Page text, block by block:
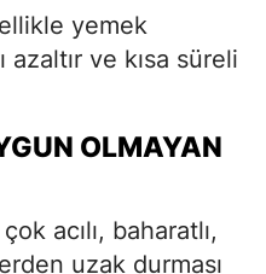
yemek
azaltır ve kısa süreli
OLMAYAN
acılı, baharatlı,
uzak durması